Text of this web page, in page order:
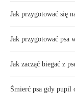
Jak przygotować się
Jak przygotować psa
Jak zacząć biegać z
Śmierć psa gdy